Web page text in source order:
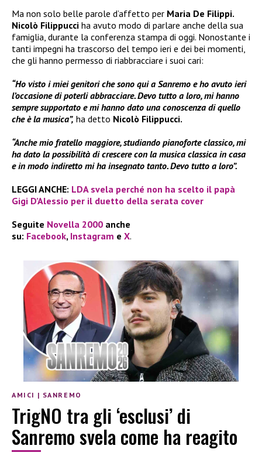
Ma non solo belle parole d’affetto per Maria De Filippi.
Nicolò Filippucci ha avuto modo di parlare anche della sua
famiglia, durante la conferenza stampa di oggi. Nonostante i
tanti impegni ha trascorso del tempo ieri e dei bei momenti,
che gli hanno permesso di riabbracciare i suoi cari:
“Ho visto i miei genitori che sono qui a Sanremo e ho avuto ieri
l’occasione di poterli abbracciare. Devo tutto a loro, mi hanno
sempre supportato e mi hanno dato una conoscenza di quello
che è la musica”, ha detto Nicolò Filippucci.
“Anche mio fratello maggiore, studiando pianoforte classico, mi
ha dato la possibilità di crescere con la musica classica in casa
e in modo indiretto mi ha insegnato tanto. Devo tutto a loro”.
LEGGI ANCHE: LDA svela perché non ha scelto il papà
Gigi D’Alessio per il duetto della serata cover
Seguite Novella 2000 anche
su: Facebook, Instagram e X.
AMICI | SANREMO
TrigNO tra gli ‘esclusi’ di
Sanremo svela come ha reagito